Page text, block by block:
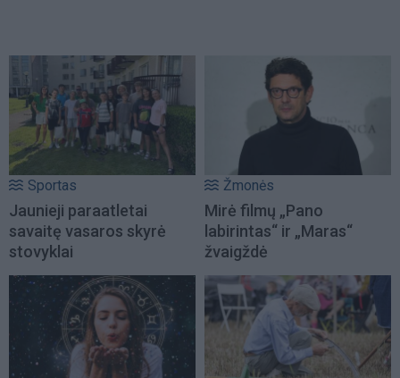
Sportas
Jaunieji paraatletai
savaitę vasaros skyrė
stovyklai
Žmonės
Mirė filmų „Pano
labirintas“ ir „Maras“
žvaigždė